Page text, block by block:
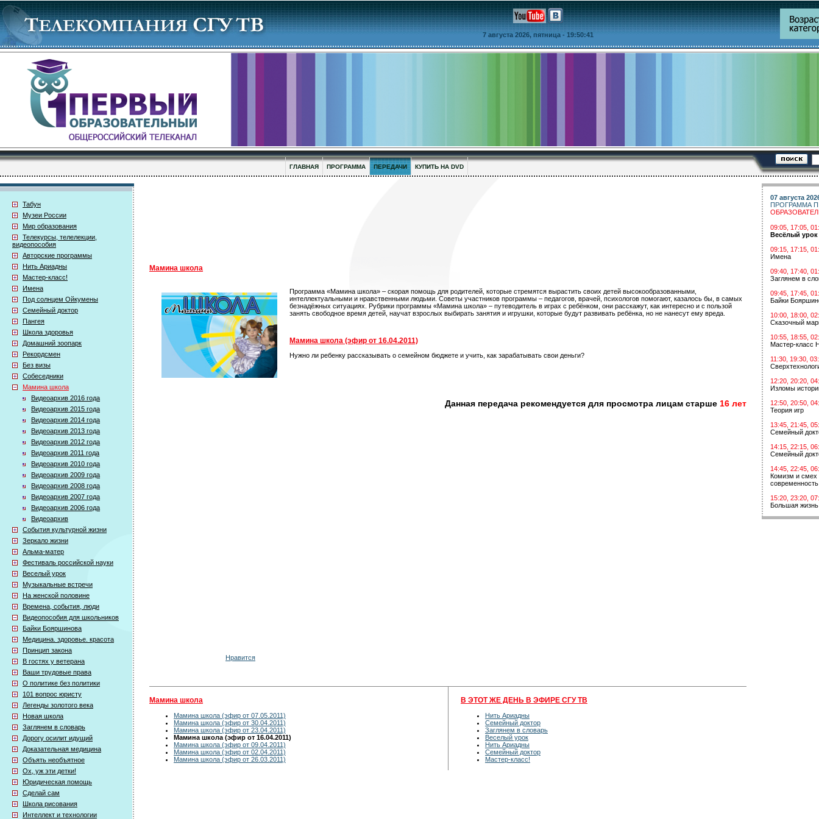
7 августа 2026, пятница - 19:50:41
ГЛАВНАЯ ПРОГРАММА ПЕРЕДАЧИ КУПИТЬ НА DVD
Табун
Музеи России
Мир образования
Телекурсы, телелекции,
видеопособия
Авторские программы
Нить Ариадны
Мастер-класс!
Имена
Под солнцем Ойкумены
Семейный доктор
Пангея
Школа здоровья
Домашний зоопарк
Рекордсмен
Без визы
Собеседники
Мамина школа
Видеоархив 2016 года
Видеоархив 2015 года
Видеоархив 2014 года
Видеоархив 2013 года
Видеоархив 2012 года
Видеоархив 2011 года
Видеоархив 2010 года
Видеоархив 2009 года
Видеоархив 2008 года
Видеоархив 2007 года
Видеоархив 2006 года
Видеоархив
События культурной жизни
Зеркало жизни
Альма-матер
Фестиваль российской науки
Веселый урок
Музыкальные встречи
На женской половине
Времена, события, люди
Видеопособия для школьников
Байки Бояршинова
Медицина. здоровье. красота
Принцип закона
В гостях у ветерана
Ваши трудовые права
О политике без политики
101 вопрос юристу
Легенды золотого века
Новая школа
Заглянем в словарь
Дорогу осилит идущий
Доказательная медицина
Объять необъятное
Ох, уж эти детки!
Юридическая помощь
Сделай сам
Школа рисования
Интеллект и технологии
Мамина школа
Программа «Мамина школа» – скорая помощь для родителей, которые стремятся вырастить своих детей высокообразованными,
интеллектуальными и нравственными людьми. Советы участников программы – педагогов, врачей, психологов помогают, казалось бы, в самых
безнадёжных ситуациях. Рубрики программы «Мамина школа» – путеводитель в играх с ребёнком, они расскажут, как интересно и с пользой
занять свободное время детей, научат взрослых выбирать занятия и игрушки, которые будут развивать ребёнка, но не нанесут ему вреда.
Мамина школа (эфир от 16.04.2011)
Нужно ли ребенку рассказывать о семейном бюджете и учить, как зарабатывать свои деньги?
Данная передача рекомендуется для просмотра лицам старше 16 лет
Нравится
Мамина школа
Мамина школа (эфир от 07.05.2011)
Мамина школа (эфир от 30.04.2011)
Мамина школа (эфир от 23.04.2011)
Мамина школа (эфир от 16.04.2011)
Мамина школа (эфир от 09.04.2011)
Мамина школа (эфир от 02.04.2011)
Мамина школа (эфир от 26.03.2011)
В ЭТОТ ЖЕ ДЕНЬ В ЭФИРЕ СГУ ТВ
Нить Ариадны
Семейный доктор
Заглянем в словарь
Веселый урок
Нить Ариадны
Семейный доктор
Мастер-класс!
07 августа
ПРОГРАММА
09:05, 17:05,
Весёлый урок
09:15, 17:15,
Имена
09:40, 17:40,
Заглянем в
09:45, 17:45,
Байки
10:00, 18:00,
Сказочный
10:55, 18:55,
Мастер-класс
11:30, 19:30,
12:20, 20:20,
Изломы
12:50, 20:50,
Теория игр
13:45, 21:45,
Семейный
14:15, 22:15,
Семейный
14:45, 22:45,
Комизм и смех
современность
15:20, 23:20,
Большая жизнь